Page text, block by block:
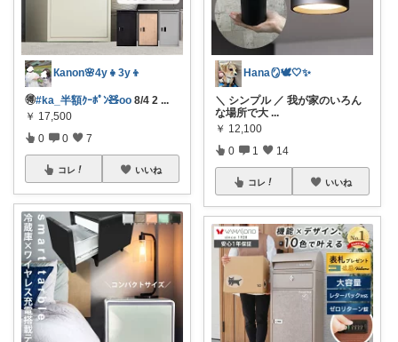
Кanon🌸4y👧3y👦
🉐#ka_半額ｸｰﾎﾟﾝ🧸oo 8/4 2 ...
￥ 17,500
0 0 7
コレ いいね
Hana🪞🕊️🤍✨
＼ シンプル ／ 我が家のいろん
な場所で大 ...
￥ 12,100
0 1 14
コレ いいね